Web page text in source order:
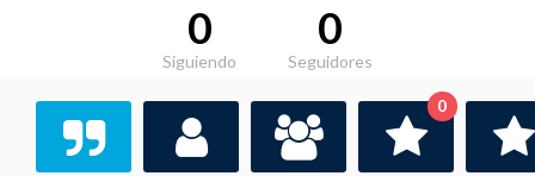
0
Siguiendo
0
Seguidores
0